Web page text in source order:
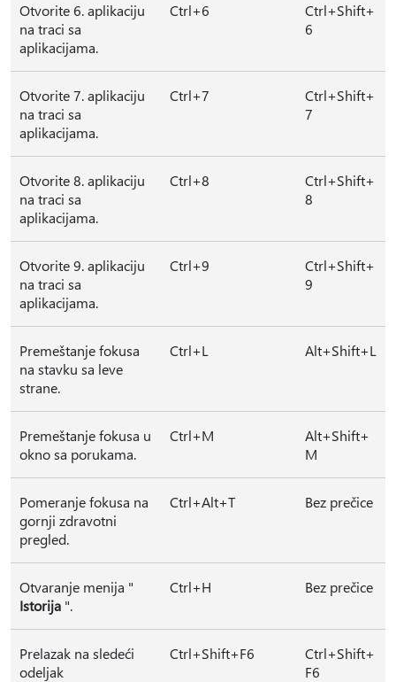
Otvorite 6. aplikaciju
na traci sa
aplikacijama.
Ctrl+6
Ctrl+Shift+
6
Otvorite 7. aplikaciju
na traci sa
aplikacijama.
Ctrl+7
Ctrl+Shift+
7
Otvorite 8. aplikaciju
na traci sa
aplikacijama.
Ctrl+8
Ctrl+Shift+
8
Otvorite 9. aplikaciju
na traci sa
aplikacijama.
Ctrl+9
Ctrl+Shift+
9
Premeštanje fokusa
na stavku sa leve
strane.
Ctrl+L Alt+Shift+L
Premeštanje fokusa u
okno sa porukama.
Ctrl+M
Alt+Shift+
M
Pomeranje fokusa na
gornji zdravotni
pregled.
Ctrl+Alt+T Bez prečice
Otvaranje menija "
Istorija ".
Ctrl+H Bez prečice
Prelazak na sledeći
odeljak
Ctrl+Shift+F6
Ctrl+Shift+
F6